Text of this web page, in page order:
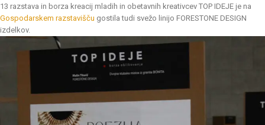
13 razstava in borza kreacij mladih in obetavnih kreativcev TOP IDEJE je na
Gospodarskem razstavišču gostila tudi svežo linijo FORESTONE DESIGN
izdelkov.